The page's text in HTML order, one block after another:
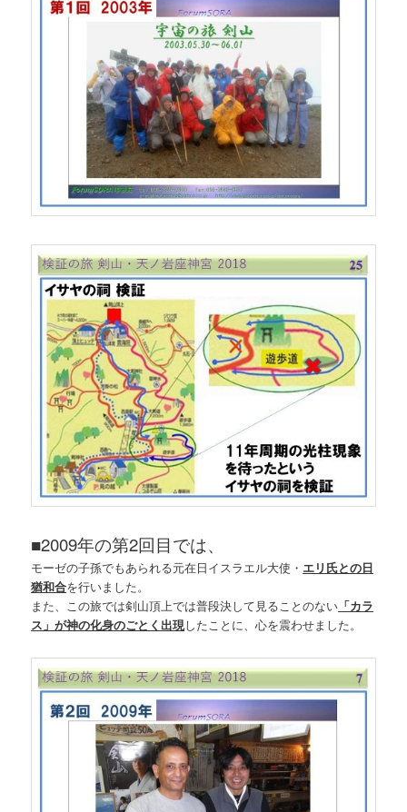
■2009年の第2回目では、
モーゼの子孫でもあられる元在日イスラエル大使・ エリ氏との日
猶和合を行いました。
また、この旅では剣山頂上では普段決して見ることのない 「カラ
ス」が神の化身のごとく出現したことに、心を震わせました。